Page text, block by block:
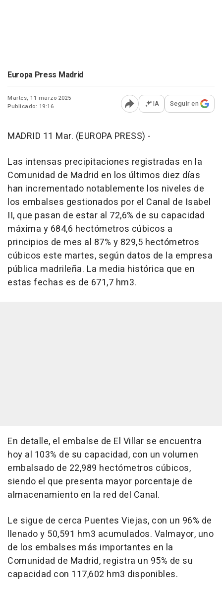
Europa Press Madrid
Martes, 11 marzo 2025
Publicado: 19:16
Abrir opciones para
IA Seguir en
MADRID 11 Mar. (EUROPA PRESS) -
Las intensas precipitaciones registradas en la
Comunidad de Madrid en los últimos diez días
han incrementado notablemente los niveles de
los embalses gestionados por el Canal de Isabel
II, que pasan de estar al 72,6% de su capacidad
máxima y 684,6 hectómetros cúbicos a
principios de mes al 87% y 829,5 hectómetros
cúbicos este martes, según datos de la empresa
pública madrileña. La media histórica que en
estas fechas es de 671,7 hm3.
En detalle, el embalse de El Villar se encuentra
hoy al 103% de su capacidad, con un volumen
embalsado de 22,989 hectómetros cúbicos,
siendo el que presenta mayor porcentaje de
almacenamiento en la red del Canal.
Le sigue de cerca Puentes Viejas, con un 96% de
llenado y 50,591 hm3 acumulados. Valmayor, uno
de los embalses más importantes en la
Comunidad de Madrid, registra un 95% de su
capacidad con 117,602 hm3 disponibles.